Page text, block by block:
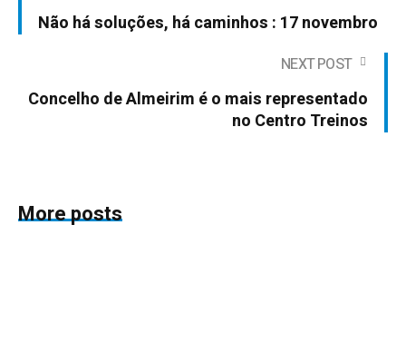
Não há soluções, há caminhos : 17 novembro
NEXT POST
Concelho de Almeirim é o mais representado
no Centro Treinos
More posts